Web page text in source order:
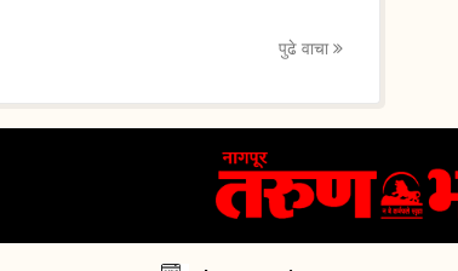
पुढे वाचा